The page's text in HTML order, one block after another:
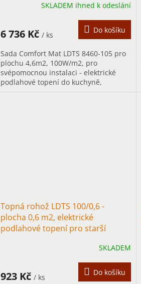
M
A
SKLADEM ihned k odeslání
6 736 Kč / ks
Do košíku
Sada Comfort Mat LDTS 8460-105 pro
plochu 4,6m2, 100W/m2, pro
svépomocnou instalaci - elektrické
podlahové topení do kuchyně,
Topná rohož LDTS 100/0,6 -
plocha 0,6 m2, elektrické
podlahové topení pro starší
SKLADEM
923 Kč / ks
Do košíku